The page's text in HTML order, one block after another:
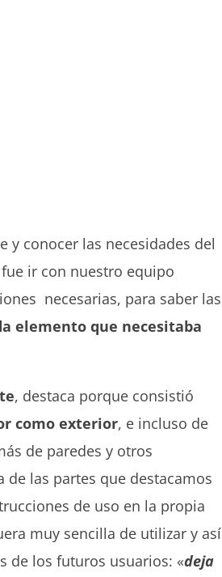
y conocer las necesidades del
ir con nuestro equipo
necesarias, para saber las
elemento que necesitaba
, destaca porque consistió
como exterior, e incluso de
de paredes y otros
de las partes que destacamos
de uso en la propia
muy sencilla de utilizar y así
de los futuros usuarios: «deja